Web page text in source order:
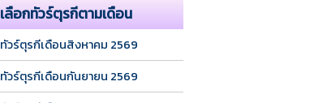
เลือกทัวร์ตุรกีตามเดือน
ทัวร์ตุรกีเดือนสิงหาคม 2569
ทัวร์ตุรกีเดือนกันยายน 2569